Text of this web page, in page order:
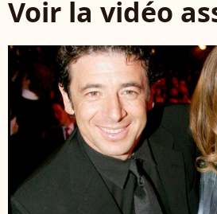
Voir la vidéo